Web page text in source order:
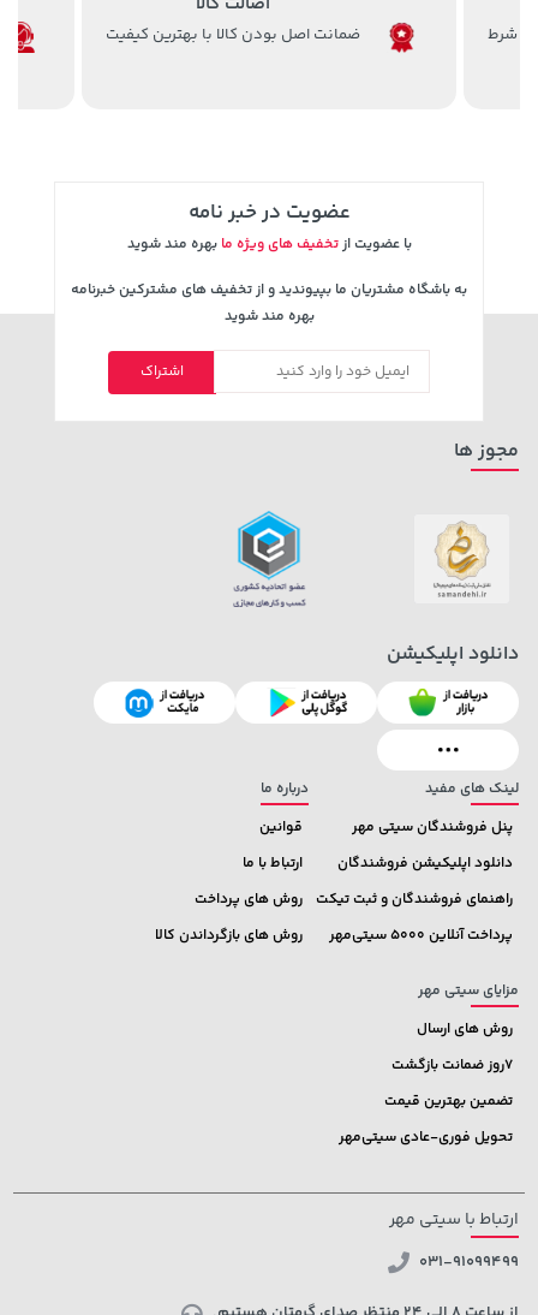
ضمانت اصل بودن کالا با بهترین کیفیت
عضویت در خبر نامه
با عضویت ازتخفیف های ویژه ما بهره مند شوید
به باشگاه مشتریان ما بپیوندید و از تخفیف های مشترکین خبرنامه
بهره مند شوید
اشتراک
لینک های مفید
پنل فروشندگان سیتی مهر
دانلود اپلیکیشن فروشندگان
راهنمای فروشندگان و ثبت تیکت
پرداخت آنلاین 5000 سیتی‌مهر
درباره ما
قوانین
ارتباط با ما
روش های پرداخت
روش های بازگرداندن کالا
مزایای سیتی مهر
روش های ارسال
7روز ضمانت بازگشت
تضمین بهترین قیمت
تحویل فوری-عادی سیتی‌مهر
مجوز ها
دانلود اپلیکیشن
ارتباط با سیتی مهر
031-91099499